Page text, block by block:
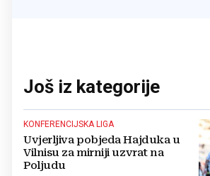
Još iz kategorije
KONFERENCIJSKA LIGA
Uvjerljiva pobjeda Hajduka u
Vilnisu za mirniji uzvrat na
Poljudu